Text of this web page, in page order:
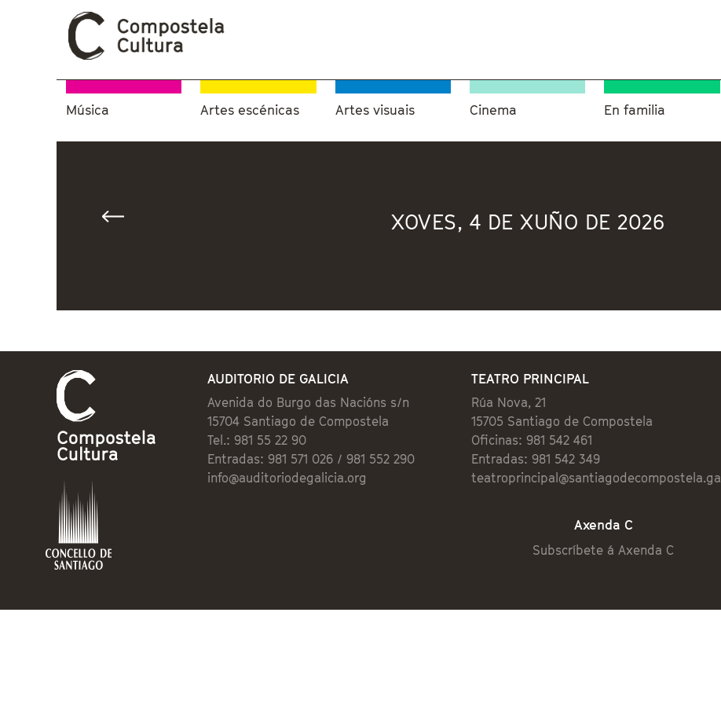
Música Artes escénicas Artes visuais Cinema En familia
XOVES, 4 DE XUÑO DE 2026
AUDITORIO DE GALICIA
Avenida do Burgo das Nacións s/n
15704 Santiago de Compostela
Tel.: 981 55 22 90
Entradas: 981 571 026 / 981 552 290
info@auditoriodegalicia.org
TEATRO PRINCIPAL
Rúa Nova, 21
15705 Santiago de Compostela
Oficinas: 981 542 461
Entradas: 981 542 349
teatroprincipal@santiagodecompostela.gal
Axenda C
Subscríbete á Axenda C